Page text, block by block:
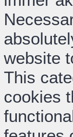
website
This
cookies